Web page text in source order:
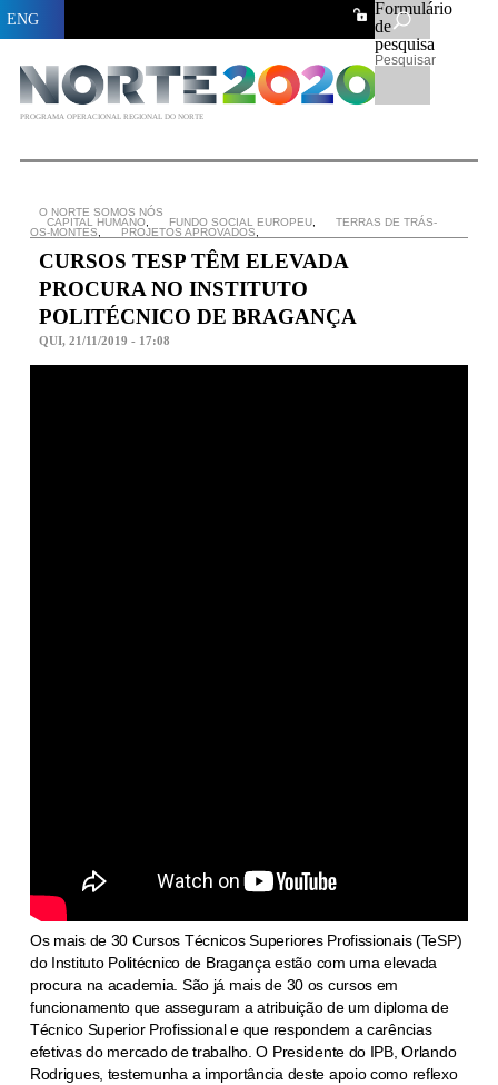
Formulário
de
pesquisa
Pesquisar
PROGRAMA OPERACIONAL REGIONAL DO NORTE
ENG
O NORTE SOMOS NÓS
CAPITAL HUMANO, FUNDO SOCIAL EUROPEU,
TERRAS DE TRÁS-
OS-MONTES, PROJETOS APROVADOS,
CURSOS TESP TÊM ELEVADA
PROCURA NO INSTITUTO
POLITÉCNICO DE BRAGANÇA
QUI, 21/11/2019 - 17:08
Os mais de 30 Cursos Técnicos Superiores Profissionais (TeSP)
do Instituto Politécnico de Bragança estão com uma elevada
procura na academia. São já mais de 30 os cursos em
funcionamento que asseguram a atribuição de um diploma de
Técnico Superior Profissional e que respondem a carências
efetivas do mercado de trabalho. O Presidente do IPB, Orlando
Rodrigues, testemunha a importância deste apoio como reflexo